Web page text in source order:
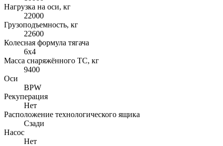
Нагрузка на оси, кг
22000
Грузоподъемность, кг
22600
Колесная формула тягача
6x4
Масса снаряжённого ТС, кг
9400
Оси
BPW
Рекуперация
Нет
Расположение технологического ящика
Сзади
Насос
Нет